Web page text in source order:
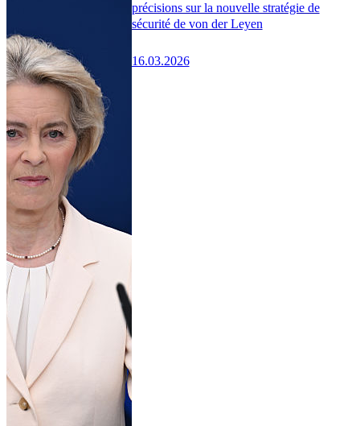
précisions sur la nouvelle stratégie de
sécurité de von der Leyen
16.03.2026